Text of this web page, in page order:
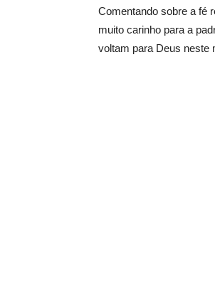
Comentando sobre a fé
muito carinho para a
voltam para Deus neste